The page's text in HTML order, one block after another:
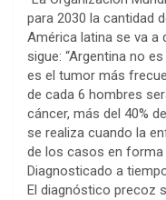
para 2030 la cantidad
América latina se va a
sigue: “Argentina no
es el tumor más
de cada 6 hombres
cáncer, más del 40%
se realiza cuando la
de los casos en forma
Diagnosticado a
El diagnóstico precoz